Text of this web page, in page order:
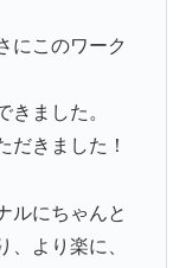
にこのワーク
きました。
だきました！
ルにちゃんと
より楽に、